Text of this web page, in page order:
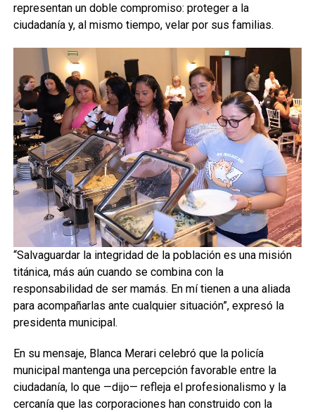
representan un doble compromiso: proteger a la
ciudadanía y, al mismo tiempo, velar por sus familias.
“Salvaguardar la integridad de la población es una misión
titánica, más aún cuando se combina con la
responsabilidad de ser mamás. En mí tienen a una aliada
para acompañarlas ante cualquier situación”, expresó la
presidenta municipal.
En su mensaje, Blanca Merari celebró que la policía
municipal mantenga una percepción favorable entre la
ciudadanía, lo que —dijo— refleja el profesionalismo y la
cercanía que las corporaciones han construido con la